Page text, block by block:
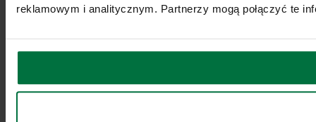
reklamowym i analitycznym. Partnerzy mogą połączyć te